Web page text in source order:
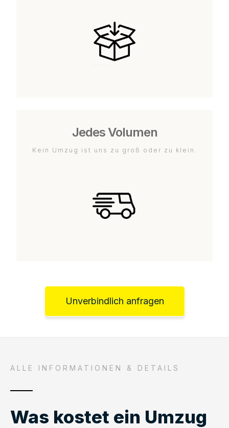
Jedes Volumen
Kein Umzug ist uns zu groß oder zu klein.
Unverbindlich anfragen
ALLE INFORMATIONEN & DETAILS
Was kostet ein Umzug